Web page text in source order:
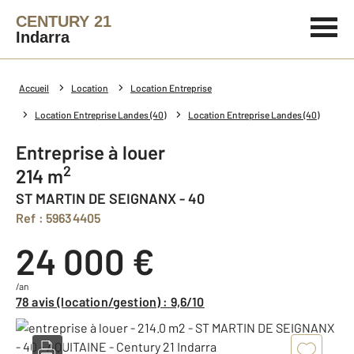
CENTURY 21
Indarra
Accueil Location Location Entreprise
Location Entreprise Landes (40) Location Entreprise Landes (40)
Entreprise à louer
214 m2
ST MARTIN DE SEIGNANX - 40
Ref : 59634405
24 000 €
/an
78 avis (location/gestion) : 9,6/10